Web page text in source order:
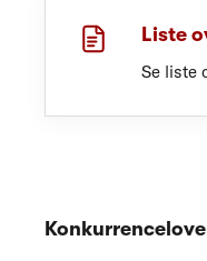
Liste
Se liste